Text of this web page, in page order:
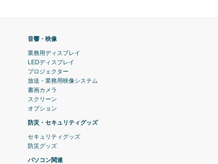
音響・映像
業務用ディスプレイ
LEDディスプレイ
プロジェクター
放送・業務用映像システム
書画カメラ
スクリーン
オプション
防災・セキュリティグッズ
セキュリティグッズ
防災グッズ
パソコン関連